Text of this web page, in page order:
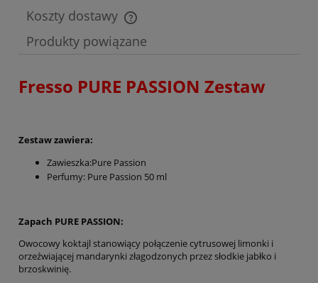
Koszty dostawy
Cena nie zawiera ewentualnych kosztów płatności
Produkty powiązane
Fresso PURE PASSION Zestaw
Zestaw zawiera:
Zawieszka:Pure Passion
Perfumy: Pure Passion 50 ml
Zapach PURE PASSION:
Owocowy koktajl stanowiący połączenie cytrusowej limonki i
orzeźwiającej mandarynki złagodzonych przez słodkie jabłko i
brzoskwinię.